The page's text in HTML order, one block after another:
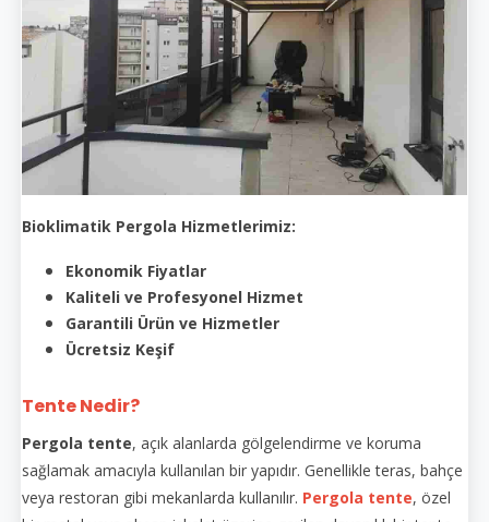
Bioklimatik Pergola Hizmetlerimiz:
Ekonomik Fiyatlar
Kaliteli ve Profesyonel Hizmet
Garantili Ürün ve Hizmetler
Ücretsiz Keşif
Tente Nedir?
Pergola tente, açık alanlarda gölgelendirme ve koruma
sağlamak amacıyla kullanılan bir yapıdır. Genellikle teras, bahçe
veya restoran gibi mekanlarda kullanılır. Pergola tente, özel